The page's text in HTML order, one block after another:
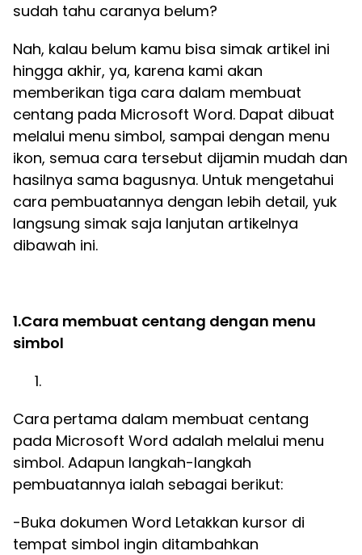
sudah tahu caranya belum?
Nah, kalau belum kamu bisa simak artikel ini
hingga akhir, ya, karena kami akan
memberikan tiga cara dalam membuat
centang pada Microsoft Word. Dapat dibuat
melalui menu simbol, sampai dengan menu
ikon, semua cara tersebut dijamin mudah dan
hasilnya sama bagusnya. Untuk mengetahui
cara pembuatannya dengan lebih detail, yuk
langsung simak saja lanjutan artikelnya
dibawah ini.
1.Cara membuat centang dengan menu
simbol
Cara pertama dalam membuat centang
pada Microsoft Word adalah melalui menu
simbol. Adapun langkah-langkah
pembuatannya ialah sebagai berikut:
-Buka dokumen Word Letakkan kursor di
tempat simbol ingin ditambahkan